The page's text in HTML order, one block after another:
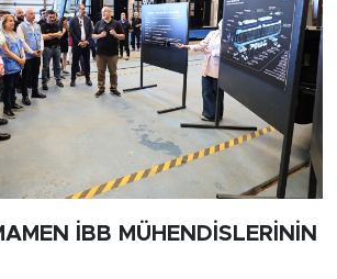
İBB MÜHENDİSLERİNİN